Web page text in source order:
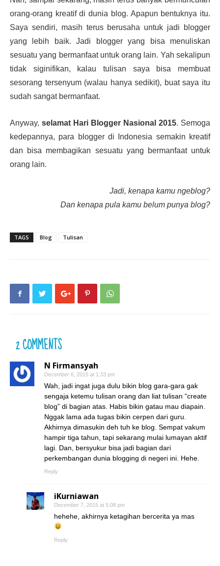
orang-orang kreatif di dunia blog. Apapun bentuknya itu.
Saya sendiri, masih terus berusaha untuk jadi blogger
yang lebih baik. Jadi blogger yang bisa menuliskan
sesuatu yang bermanfaat untuk orang lain. Yah sekalipun
tidak siginifikan, kalau tulisan saya bisa membuat
sesorang tersenyum (walau hanya sedikit), buat saya itu
sudah sangat bermanfaat.
Anyway, selamat Hari Blogger Nasional 2015. Semoga
kedepannya, para blogger di Indonesia semakin kreatif
dan bisa membagikan sesuatu yang bermanfaat untuk
orang lain.
Jadi, kenapa kamu ngeblog?
Dan kenapa pula kamu belum punya blog?
TAGS Blog Tulisan
2 COMMENTS
N Firmansyah
December 6, 2015 at 1:33 pm
Wah, jadi ingat juga dulu bikin blog gara-gara gak
sengaja ketemu tulisan orang dan liat tulisan “create
blog” di bagian atas. Habis bikin gatau mau diapain.
Nggak lama ada tugas bikin cerpen dari guru.
Akhirnya dimasukin deh tuh ke blog. Sempat vakum
hampir tiga tahun, tapi sekarang mulai lumayan aktif
lagi. Dan, bersyukur bisa jadi bagian dari
perkembangan dunia blogging di negeri ini. Hehe.
Reply
iKurniawan
December 7, 2015 at 5:08 pm
hehehe, akhirnya ketagihan bercerita ya mas
Reply